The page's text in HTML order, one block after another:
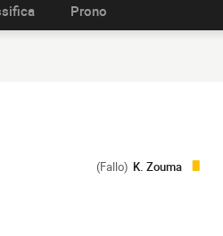
Prono
K. Zouma
(Fallo)